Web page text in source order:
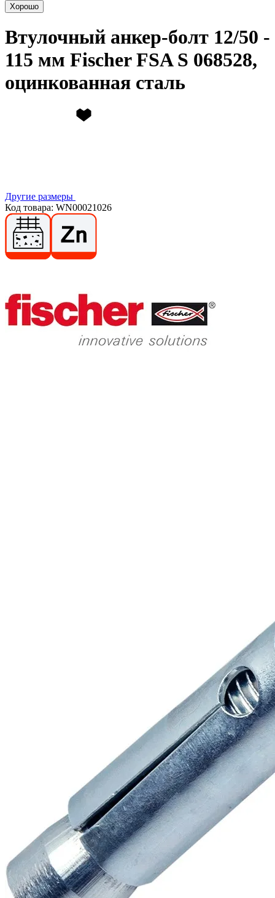
Хорошо
Втулочный анкер-болт 12/50 -
115 мм Fischer FSA S 068528,
оцинкованная сталь
Другие размеры
Код товара: WN00021026